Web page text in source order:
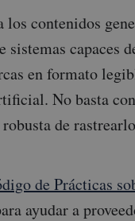
contenidos
capaces
en formato
No basta
de
de Prácticas
ayudar a